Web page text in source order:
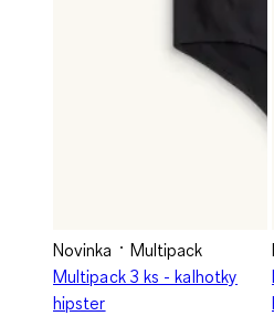
Novinka
Multipack
Multipack 3 ks - kalhotky
hipster